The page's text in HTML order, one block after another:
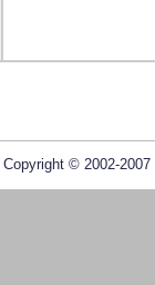
Copyright © 2002-2007